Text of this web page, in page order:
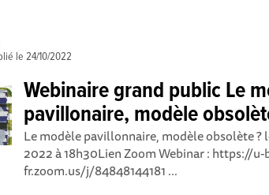
le24/10/2022
Webinaire grand public Le
pavillonaire, modèle
Le modèle pavillonnaire, modèle obsolète ?
2022 à 18h30Lien Zoom Webinar : https://u-
fr.zoom.us/j/84848144181 ...